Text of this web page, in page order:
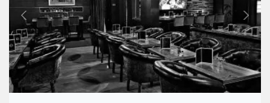
Précédent
Suivant